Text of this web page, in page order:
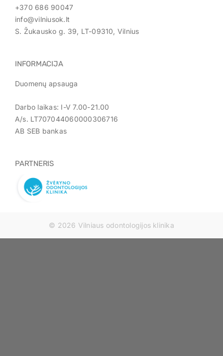
+370 686 90047
info@vilniusok.lt
S. Žukausko g. 39, LT-09310, Vilnius
INFORMACIJA
Duomenų apsauga
Darbo laikas: I-V 7.00-21.00
A/s. LT707044060000306716
AB SEB bankas
PARTNERIS
© 2026 Vilniaus odontologijos klinika